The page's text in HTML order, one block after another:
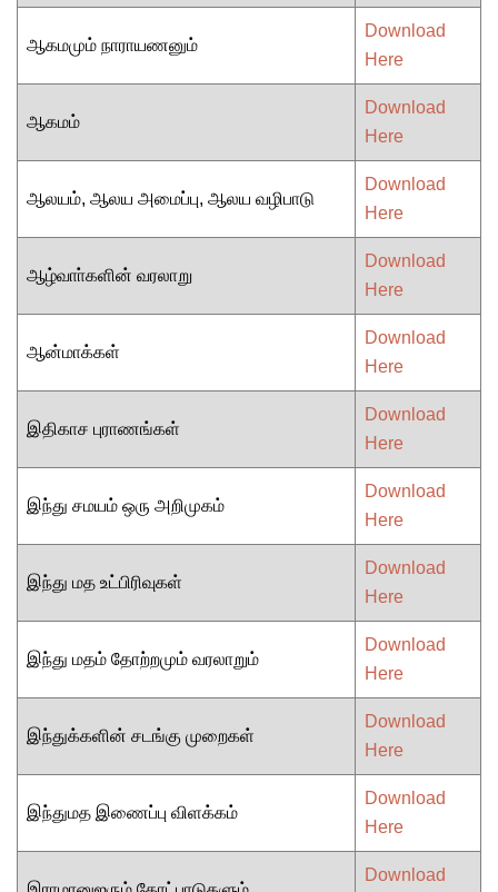
ஆகமமும் நாராயணனும்
Download
Here
ஆகமம்
Download
Here
ஆலயம், ஆலய அமைப்பு, ஆலய வழிபாடு
Download
Here
ஆழ்வாா்களின் வரலாறு
Download
Here
ஆன்மாக்கள்
Download
Here
இதிகாச புராணங்கள்
Download
Here
இந்து சமயம் ஒரு அறிமுகம்
Download
Here
இந்து மத உட்பிரிவுகள்
Download
Here
இந்து மதம் தோற்றமும் வரலாறும்
Download
Here
இந்துக்களின் சடங்கு முறைகள்
Download
Here
இந்துமத இணைப்பு விளக்கம்
Download
Here
Download